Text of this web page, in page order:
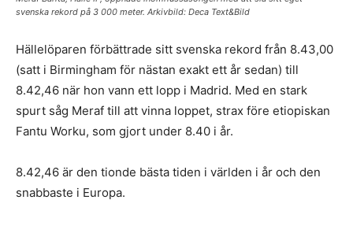
svenska rekord på 3 000 meter. Arkivbild: Deca Text&Bild
Hällelöparen förbättrade sitt svenska rekord från 8.43,00
(satt i Birmingham för nästan exakt ett år sedan) till
8.42,46 när hon vann ett lopp i Madrid. Med en stark
spurt såg Meraf till att vinna loppet, strax före etiopiskan
Fantu Worku, som gjort under 8.40 i år.
8.42,46 är den tionde bästa tiden i världen i år och den
snabbaste i Europa.